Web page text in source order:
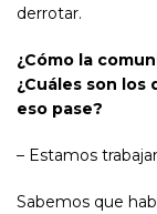
derrotar.
¿Cómo la
¿Cuáles son
eso pase?
– Estamos
Sabemos que